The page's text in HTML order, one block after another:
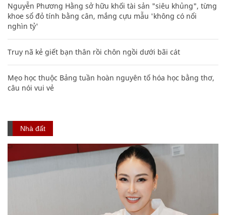
Nguyễn Phương Hằng sở hữu khối tài sản "siêu khủng", từng
khoe sổ đỏ tính bằng cân, mắng cựu mẫu 'không có nổi
nghìn tỷ'
Truy nã kẻ giết bạn thân rồi chôn ngồi dưới bãi cát
Mẹo học thuộc Bảng tuần hoàn nguyên tố hóa học bằng thơ,
câu nói vui vẻ
Nhà đất